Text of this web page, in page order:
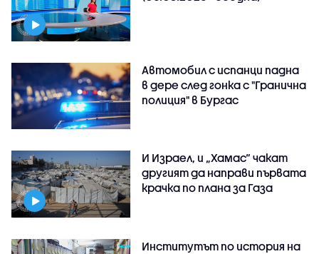
Автомобил с испанци падна
в дере след гонка с "Гранична
полиция" в Бургас
И Израел, и „Хамас“ чакат
другият да направи първата
крачка по плана за Газа
Институтът по история на